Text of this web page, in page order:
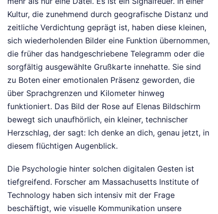
Kultur, die zunehmend durch geografische Distanz und
zeitliche Verdichtung geprägt ist, haben diese kleinen,
sich wiederholenden Bilder eine Funktion übernommen,
die früher das handgeschriebene Telegramm oder die
sorgfältig ausgewählte Grußkarte innehatte. Sie sind
zu Boten einer emotionalen Präsenz geworden, die
über Sprachgrenzen und Kilometer hinweg
funktioniert. Das Bild der Rose auf Elenas Bildschirm
bewegt sich unaufhörlich, ein kleiner, technischer
Herzschlag, der sagt: Ich denke an dich, genau jetzt, in
diesem flüchtigen Augenblick.
Die Psychologie hinter solchen digitalen Gesten ist
tiefgreifend. Forscher am Massachusetts Institute of
Technology haben sich intensiv mit der Frage
beschäftigt, wie visuelle Kommunikation unsere